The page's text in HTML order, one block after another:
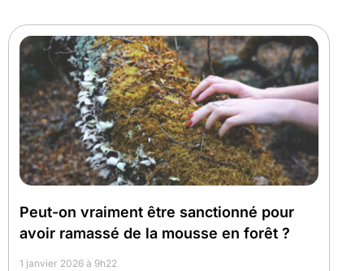
Peut-on vraiment être sanctionné pour
avoir ramassé de la mousse en forêt ?
1 janvier 2026 à 9h22